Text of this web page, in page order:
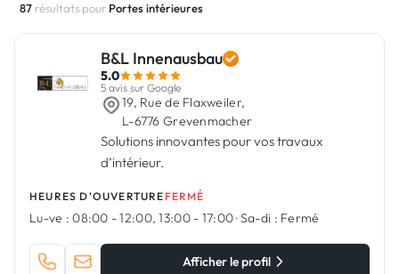
Vous êtes un Artisan ?
87 résultats pour Portes intérieures
B&L Innenausbau
5.0
5 avis sur Google
19, Rue de Flaxweiler,
L-6776 Grevenmacher
Solutions innovantes pour vos travaux
d’intérieur.
HEURES D'OUVERTURE FERMÉ
Lu-ve : 08:00 - 12:00, 13:00 - 17:00·Sa-di : Fermé
Afficher le profil